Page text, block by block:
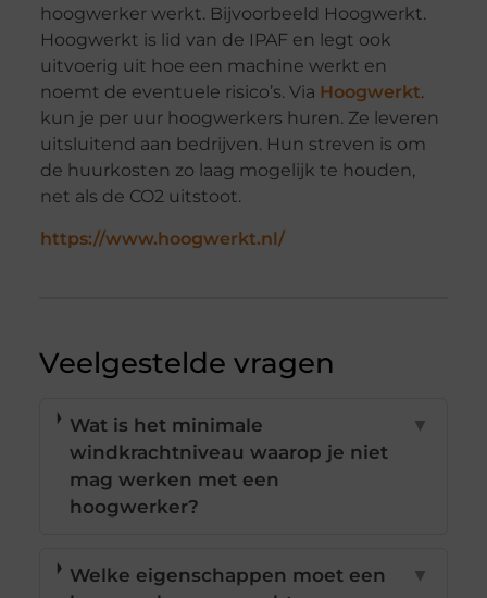
hoogwerker werkt. Bijvoorbeeld Hoogwerkt.
Hoogwerkt is lid van de IPAF en legt ook
uitvoerig uit hoe een machine werkt en
noemt de eventuele risico’s. Via Hoogwerkt.
kun je per uur hoogwerkers huren. Ze leveren
uitsluitend aan bedrijven. Hun streven is om
de huurkosten zo laag mogelijk te houden,
net als de CO2 uitstoot.
https://www.hoogwerkt.nl/
Veelgestelde vragen
Wat is het minimale
windkrachtniveau waarop je niet
mag werken met een
hoogwerker?
▼
Welke eigenschappen moet een
▼